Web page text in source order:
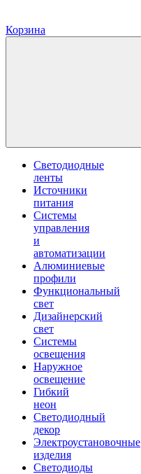
Корзина
Светодиодные
ленты
Источники
питания
Системы
управления
и
автоматизации
Алюминиевые
профили
Функциональный
свет
Дизайнерский
свет
Системы
освещения
Наружное
освещение
Гибкий
неон
Светодиодный
декор
Электроустановочные
изделия
Светодиоды